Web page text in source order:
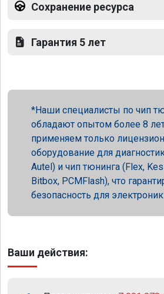
Сохранение ресурса
Гарантия 5 лет
Наши специалисты по чип
обладают опытом более 8
применяем только
оборудование для
Autel) и чип тюнинга (Flex,
Bitbox, PCMFlash), что
безопасность для
Ваши действия: